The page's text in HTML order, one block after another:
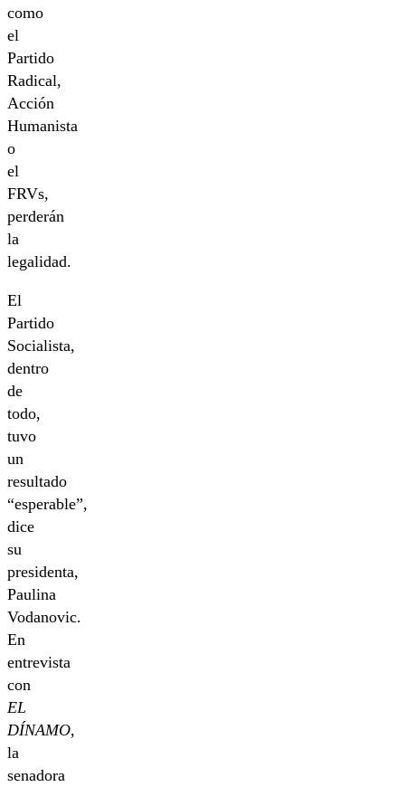
como
el
Partido
Radical,
Acción
Humanista
o
el
FRVs,
perderán
la
legalidad.
El
Partido
Socialista,
dentro
de
todo,
tuvo
un
resultado
“esperable”,
dice
su
presidenta,
Paulina
Vodanovic.
En
entrevista
con
EL
DÍNAMO,
la
senadora